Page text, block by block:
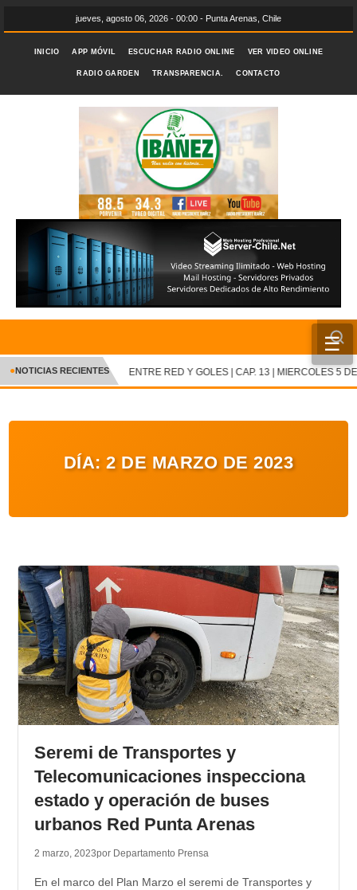
jueves, agosto 06, 2026 - 00:00 - Punta Arenas, Chile
INICIO APP MÓVIL ESCUCHAR RADIO ONLINE VER VIDEO ONLINE
RADIO GARDEN TRANSPARENCIA. CONTACTO
☰
INICIO
CRÓNICA
ENTRETENIMIENTO Y CULTURA
AUDIOS
VIDEOS
GALERIA DE FOTOS
APP MÓVIL
●NOTICIAS RECIENTES ENTRE RED Y GOLES | CAP. 13 | MIERCOLES 5 DE
DÍA:2 DE MARZO DE 2023
Seremi de Transportes y
Telecomunicaciones inspecciona
estado y operación de buses
urbanos Red Punta Arenas
2 marzo, 2023por Departamento Prensa
En el marco del Plan Marzo el seremi de Transportes y